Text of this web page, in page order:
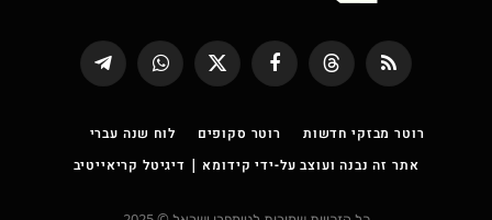
RSS
Threads פייסבוק
X
(טוויטר)
WhatsApp
Telegram
רוטר מבזקי חדשות רוטר סקופים
לוח שנה עברי
אתר זה נבנה ועוצב על-ידי קידומא | דיגיטל קריאייטיב